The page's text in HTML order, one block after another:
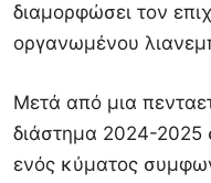
διαμορφώσει τον
οργανωμένου
Μετά από μια
διάστημα 2024-2025
ενός κύματος